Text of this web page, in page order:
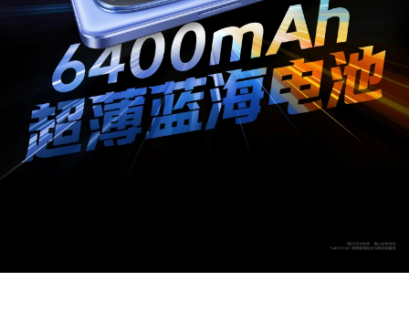
Y600 Turbo Y600 Pro
Y6 Y60
iQOO Z11i iQOO 15T
vivo TWS 5 Pro